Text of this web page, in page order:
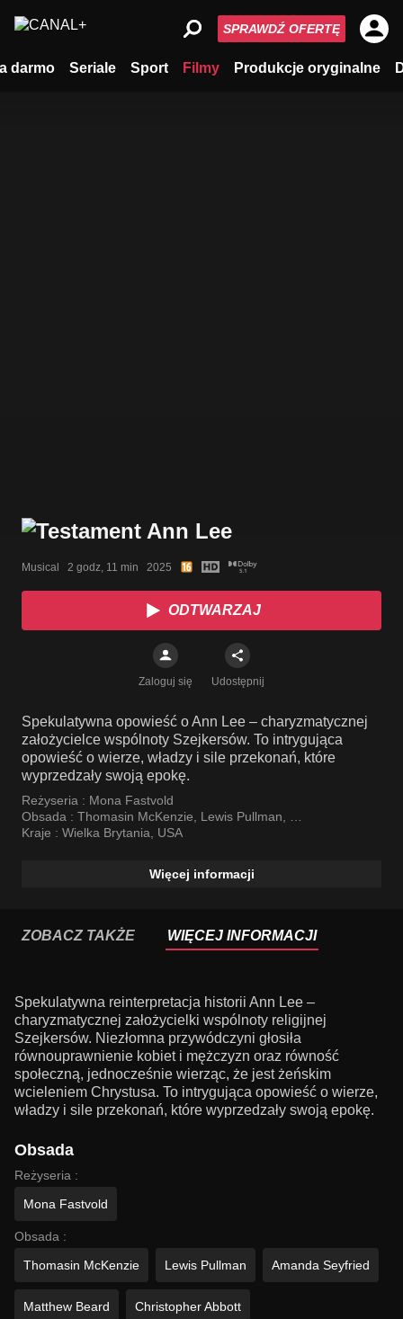
darmo Seriale Sport Filmy Produkcje oryginalne
SPRAWDŹ OFERTĘ
Musical   2 godz, 11 min   2025
ODTWARZAJ
Zaloguj się Udostępnij
Spekulatywna opowieść o Ann Lee – charyzmatycznej
założycielce wspólnoty Szejkersów. To intrygująca
opowieść o wierze, władzy i sile przekonań, które
wyprzedzały swoją epokę.
Reżyseria : Mona Fastvold
Obsada : Thomasin McKenzie, Lewis Pullman,
Amanda Seyfried
Kraje : Wielka Brytania, USA
Więcej informacji
ZOBACZ TAKŻE WIĘCEJ INFORMACJI
Spekulatywna reinterpretacja historii Ann Lee –
charyzmatycznej założycielki wspólnoty religijnej
Szejkersów. Niezłomna przywódczyni głosiła
równouprawnienie kobiet i mężczyzn oraz równość
społeczną, jednocześnie wierząc, że jest żeńskim
wcieleniem Chrystusa. To intrygująca opowieść o wierze,
władzy i sile przekonań, które wyprzedzały swoją epokę.
Obsada
Reżyseria :
Mona Fastvold
Obsada :
Thomasin McKenzie
Lewis Pullman Amanda Seyfried
Matthew Beard Christopher Abbott